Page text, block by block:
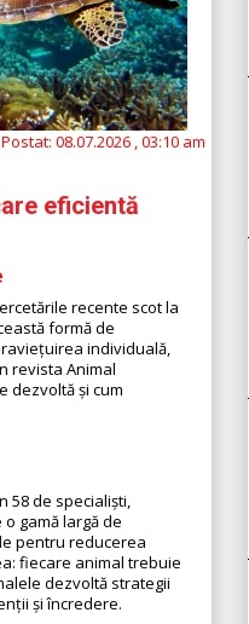
Postat: 08.07.2026 , 03:10 am
eficientă
recente scot la
formă de
individuală,
revista Animal
dezvoltă și cum
58 de specialiști,
gamă largă de
pentru reducerea
fiecare animal trebuie
dezvoltă strategii
și încredere.